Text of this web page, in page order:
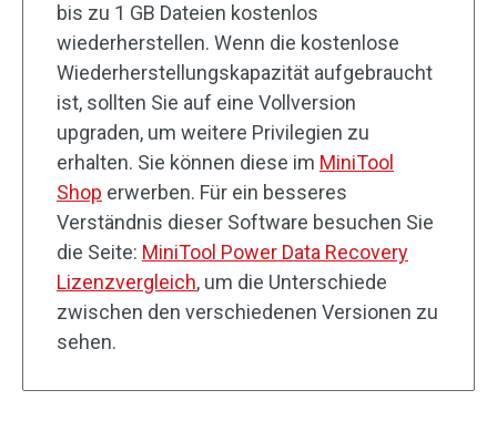
bis zu 1 GB Dateien kostenlos
wiederherstellen. Wenn die kostenlose
Wiederherstellungskapazität aufgebraucht
ist, sollten Sie auf eine Vollversion
upgraden, um weitere Privilegien zu
erhalten. Sie können diese im MiniTool
Shop erwerben. Für ein besseres
Verständnis dieser Software besuchen Sie
die Seite: MiniTool Power Data Recovery
Lizenzvergleich, um die Unterschiede
zwischen den verschiedenen Versionen zu
sehen.